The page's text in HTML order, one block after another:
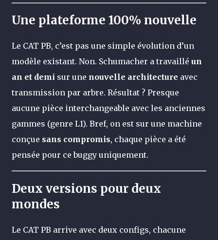
Une plateforme 100% nouvelle
Le CAT PB, c’est pas une simple évolution d’un
modèle existant. Non. Schumacher a travaillé un
an et demi sur une nouvelle architecture avec
transmission par arbre. Résultat ? Presque
aucune pièce interchangeable avec les anciennes
gammes (genre L1). Bref, on est sur une machine
conçue sans compromis, chaque pièce a été
pensée pour ce buggy uniquement.
Deux versions pour deux
mondes
Le CAT PB arrive avec deux configs, chacune